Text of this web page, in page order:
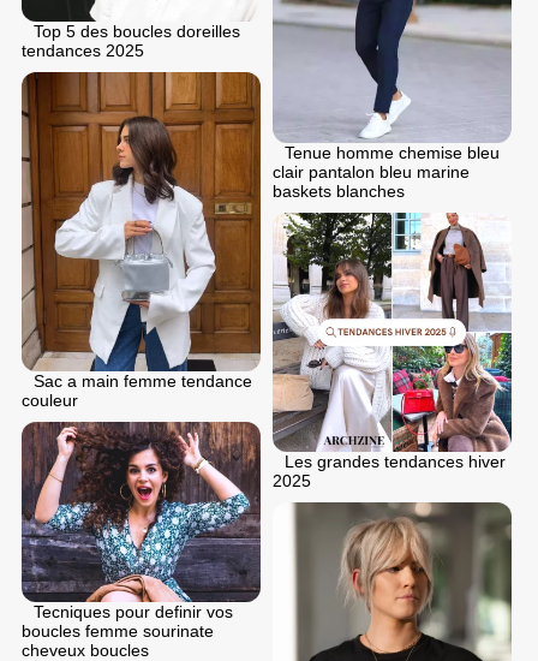
Top 5 des boucles doreilles
tendances 2025
Tenue homme chemise bleu
clair pantalon bleu marine
baskets blanches
Sac a main femme tendance
couleur
Les grandes tendances hiver
2025
Tecniques pour definir vos
boucles femme sourinate
cheveux boucles